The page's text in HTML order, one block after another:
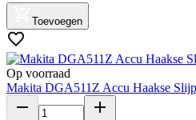
Toevoegen
Op voorraad
Makita DGA511Z Accu Haakse